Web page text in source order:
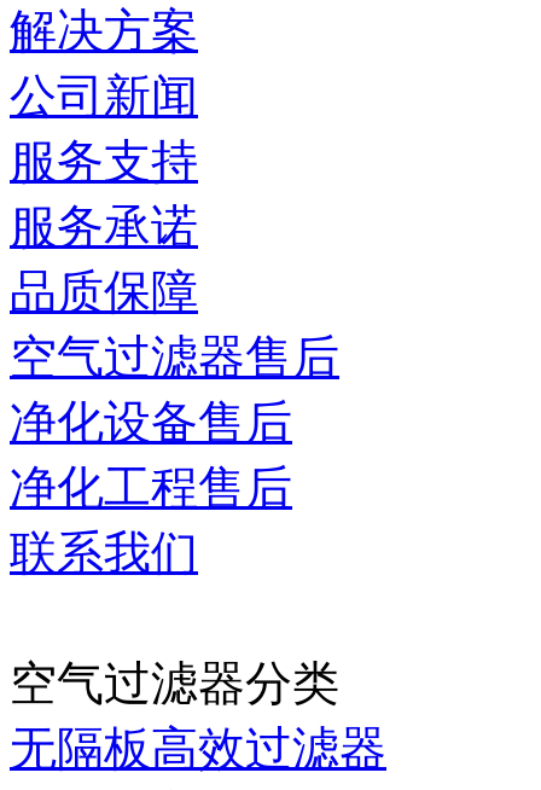
解决方案
公司新闻
服务支持
服务承诺
品质保障
空气过滤器售后
净化设备售后
净化工程售后
联系我们
空气过滤器分类
无隔板高效过滤器